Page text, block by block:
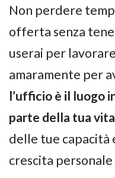
Non perdere
offerta senza
userai per
amaramente per
l’ufficio è il luogo
parte della tua vita
delle tue
crescita